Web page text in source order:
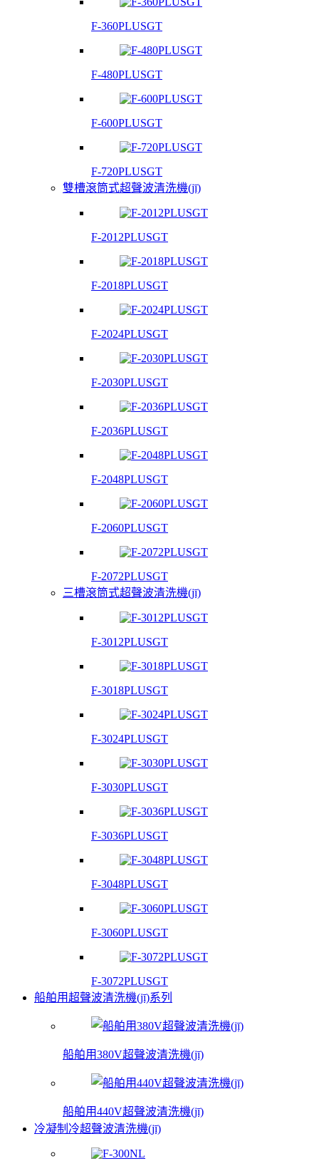
F-360PLUSGT
F-480PLUSGT
F-600PLUSGT
F-720PLUSGT
雙槽滾筒式超聲波清洗機(jī)
F-2012PLUSGT
F-2018PLUSGT
F-2024PLUSGT
F-2030PLUSGT
F-2036PLUSGT
F-2048PLUSGT
F-2060PLUSGT
F-2072PLUSGT
三槽滾筒式超聲波清洗機(jī)
F-3012PLUSGT
F-3018PLUSGT
F-3024PLUSGT
F-3030PLUSGT
F-3036PLUSGT
F-3048PLUSGT
F-3060PLUSGT
F-3072PLUSGT
船舶用超聲波清洗機(jī)系列
船舶用380V超聲波清洗機(jī)
船舶用440V超聲波清洗機(jī)
冷凝制冷超聲波清洗機(jī)